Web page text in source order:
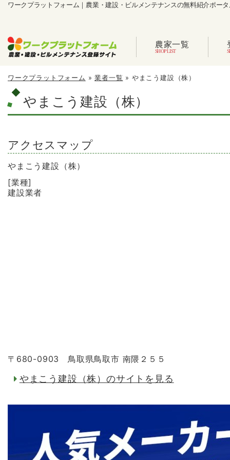
ワークプラットフォーム｜農業・建設・ビルメンテナンスの無料紹介ポー
農家一覧
ワークプラットフォーム »業者一覧 » やまこう建設（株）
やまこう建設（株）
アクセスマップ
やまこう建設（株）
[業種]
建設業者
〒680-0903 鳥取県鳥取市 南隈２５５
やまこう建設（株）のサイトを見る